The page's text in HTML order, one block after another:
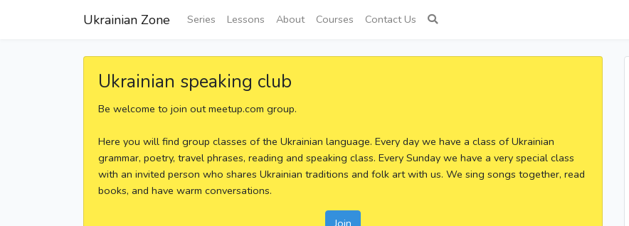
Ukrainian Zone Series Lessons About Courses Contact Us
Ukrainian speaking club
Be welcome to join out meetup.com group.
Here you will find group classes of the Ukrainian language. Every day we have a class of Ukrainian
grammar, poetry, travel phrases, reading and speaking class. Every Sunday we have a very special class
with an invited person who shares Ukrainian traditions and folk art with us. We sing songs together, read
books, and have warm conversations.
Join